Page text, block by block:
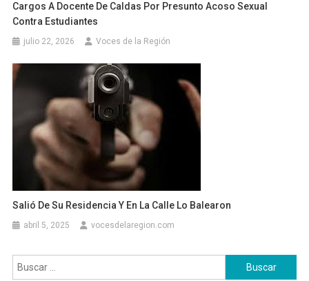
Cargos A Docente De Caldas Por Presunto Acoso Sexual
Contra Estudiantes
julio 22, 2026 Voces de la Región
Salió De Su Residencia Y En La Calle Lo Balearon
abril 5, 2025 vocesdelaregion.com
Buscar: